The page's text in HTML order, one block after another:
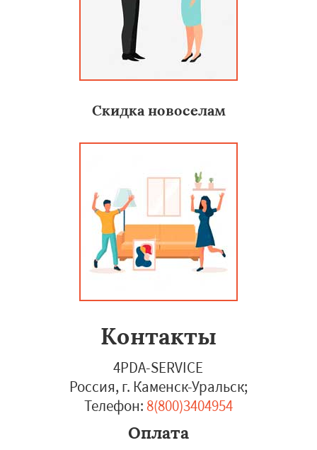
Скидка новоселам
Контакты
4PDA-SERVICE
Россия, г. Каменск-Уральск;
Телефон: 8(800)3404954
Оплата